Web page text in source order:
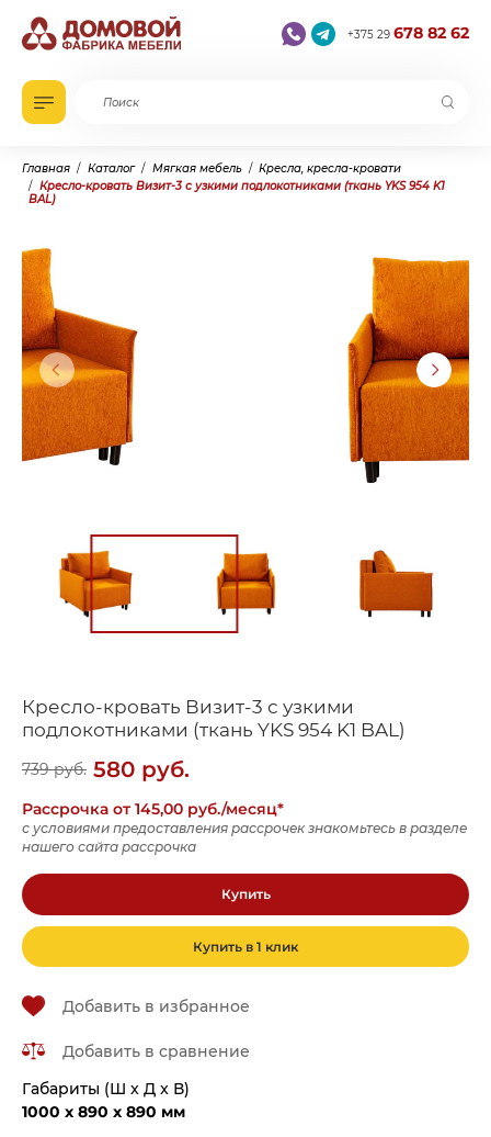
+375 29 678 82 62
Главная Каталог Мягкая мебель
Кресла, кресла-кровати
Кресло-кровать Визит-3 с узкими подлокотниками (ткань YKS 954 K1
BAL)
Кресло-кровать Визит-3 с узкими
подлокотниками (ткань YKS 954 K1 BAL)
739руб. 580 руб.
Рассрочка от 145,00 руб./месяц*
с условиями предоставления рассрочек знакомьтесь в разделе
нашего сайта рассрочка
Купить
Купить в 1 клик
Добавить в избранное
Добавить в сравнение
Габариты (Ш x Д x В)
1000 x 890 x 890 мм